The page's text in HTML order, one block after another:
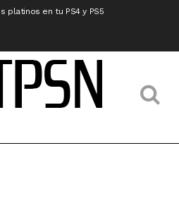
platinos en tu PS4 y PS5